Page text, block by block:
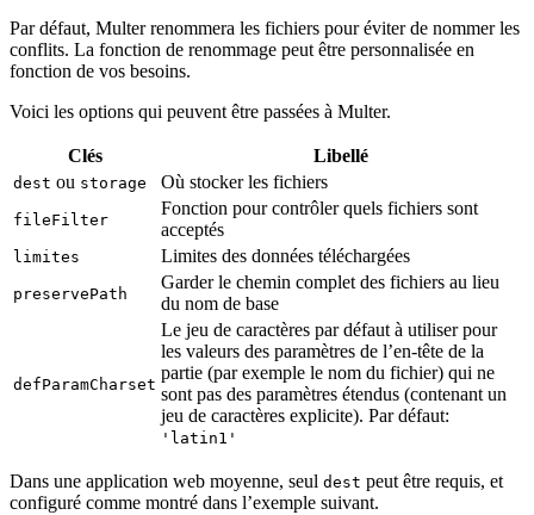
Par défaut, Multer renommera les fichiers pour éviter de nommer les
conflits. La fonction de renommage peut être personnalisée en
fonction de vos besoins.
Voici les options qui peuvent être passées à Multer.
Clés Libellé
dest ou storage Où stocker les fichiers
fileFilter
Fonction pour contrôler quels fichiers sont
acceptés
limites Limites des données téléchargées
preservePath
Garder le chemin complet des fichiers au lieu
du nom de base
defParamCharset
Le jeu de caractères par défaut à utiliser pour
les valeurs des paramètres de l’en-tête de la
partie (par exemple le nom du fichier) qui ne
sont pas des paramètres étendus (contenant un
jeu de caractères explicite). Par défaut:
'latin1'
Dans une application web moyenne, seul dest peut être requis, et
configuré comme montré dans l’exemple suivant.